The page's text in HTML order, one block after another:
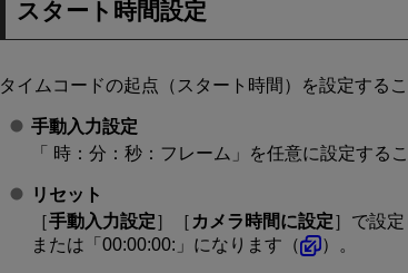
スタート時間設定
タイムコードの起点（スタート時間）を設定するこ
手動入力設定
「 時：分：秒：フレーム」を任意に設定する
リセット
［手動入力設定］［ カメラ時間に設定］で設
または「00:00:00:」になります（
）。